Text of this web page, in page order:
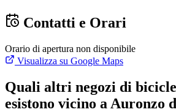
Contatti e Orari
Orario di apertura non disponibile
Visualizza su Google Maps
Quali altri negozi di
esistono vicino a Auronzo